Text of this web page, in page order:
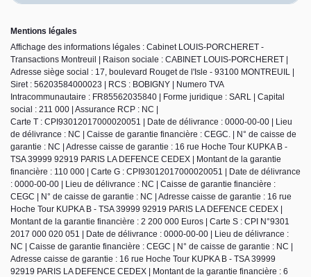
Mentions légales
Affichage des informations légales : Cabinet LOUIS-PORCHERET -
Transactions Montreuil | Raison sociale : CABINET LOUIS-PORCHERET |
Adresse siège social : 17, boulevard Rouget de l'Isle - 93100 MONTREUIL |
Siret : 56203584000023 | RCS : BOBIGNY | Numero TVA
Intracommunautaire : FR85562035840 | Forme juridique : SARL | Capital
social : 211 000 | Assurance RCP : NC |
Carte T : CPI93012017000020051 | Date de délivrance : 0000-00-00 | Lieu
de délivrance : NC | Caisse de garantie financière : CEGC. | N° de caisse de
garantie : NC | Adresse caisse de garantie : 16 rue Hoche Tour KUPKA B -
TSA 39999 92919 PARIS LA DEFENCE CEDEX | Montant de la garantie
financière : 110 000 | Carte G : CPI93012017000020051 | Date de délivrance
: 0000-00-00 | Lieu de délivrance : NC | Caisse de garantie financière :
CEGC | N° de caisse de garantie : NC | Adresse caisse de garantie : 16 rue
Hoche Tour KUPKA B - TSA 39999 92919 PARIS LA DEFENCE CEDEX |
Montant de la garantie financière : 2 200 000 Euros | Carte S : CPI N°9301
2017 000 020 051 | Date de délivrance : 0000-00-00 | Lieu de délivrance :
NC | Caisse de garantie financière : CEGC | N° de caisse de garantie : NC |
Adresse caisse de garantie : 16 rue Hoche Tour KUPKA B - TSA 39999
92919 PARIS LA DEFENCE CEDEX | Montant de la garantie financière : 6